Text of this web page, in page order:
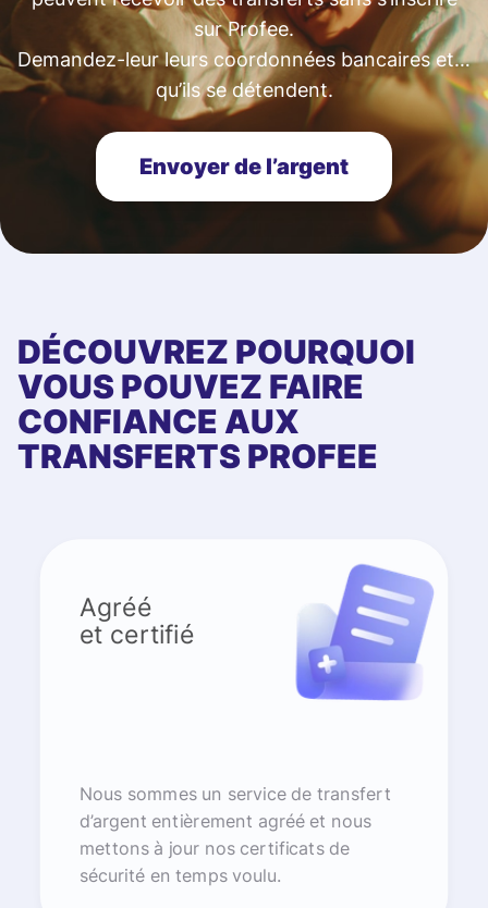
sur Profee.
Demandez-leur leurs coordonnées bancaires et…
qu’ils se détendent.
Envoyer de l’argent
DÉCOUVREZ POURQUOI
VOUS POUVEZ FAIRE
CONFIANCE AUX
TRANSFERTS PROFEE
Agréé
et certifié
Nous sommes un service de transfert
d’argent entièrement agréé et nous
mettons à jour nos certificats de
sécurité en temps voulu.